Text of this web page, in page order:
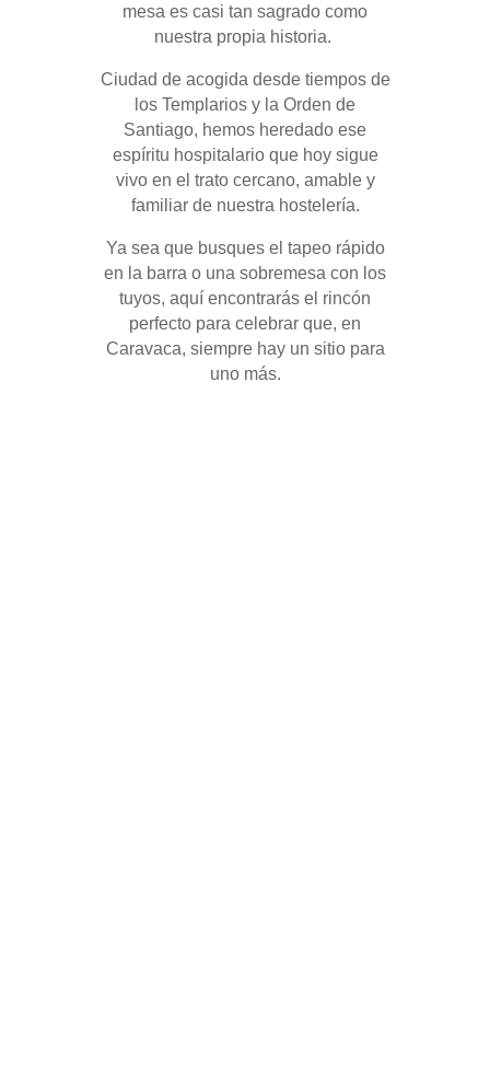
mesa es casi tan sagrado como
nuestra propia historia.
Ciudad de acogida desde tiempos de
los Templarios y la Orden de
Santiago, hemos heredado ese
espíritu hospitalario que hoy sigue
vivo en el trato cercano, amable y
familiar de nuestra hostelería.
Ya sea que busques el tapeo rápido
en la barra o una sobremesa con los
tuyos, aquí encontrarás el rincón
perfecto para celebrar que, en
Caravaca, siempre hay un sitio para
uno más.